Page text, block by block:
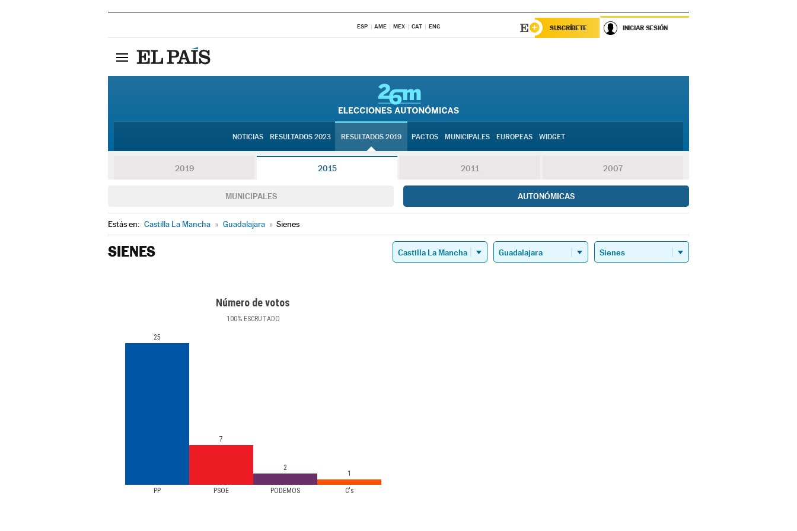
ESP AME MEX CAT ENG SUSCRÍBETE INICIAR SESIÓN
NOTICIAS RESULTADOS 2023 RESULTADOS 2019 PACTOS MUNICIPALES EUROPEAS WIDGET
2019 2015 2011 2007
MUNICIPALES AUTONÓMICAS
Estás en: Castilla La Mancha » Guadalajara » Sienes
SIENES
Número de votos
100%ESCRUTADO
PP PSOE PODEMOS C's
25
7
2
1